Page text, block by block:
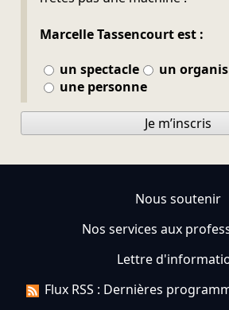
Marcelle Tassencourt est :
un spectacle
un
une personne
Je m’inscris
Nous soutenir
Nos services aux
Lettre
Flux RSS : Dernières